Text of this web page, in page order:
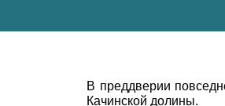
В преддверии
Качинской долины.